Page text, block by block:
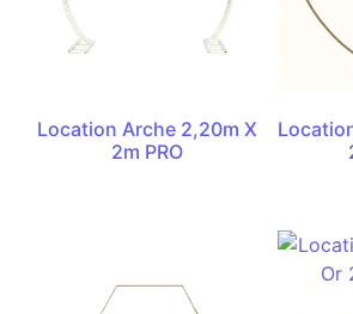
Location Arche 2,20m X
2m PRO